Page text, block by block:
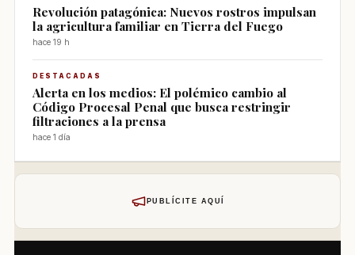
Revolución patagónica: Nuevos rostros impulsan
la agricultura familiar en Tierra del Fuego
hace 19 h
DESTACADAS
Alerta en los medios: El polémico cambio al
Código Procesal Penal que busca restringir
filtraciones a la prensa
hace 1 día
PUBLÍCITE AQUÍ